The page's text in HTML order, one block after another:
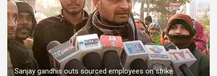
Sanjay gandhis outs sourced employees on strike